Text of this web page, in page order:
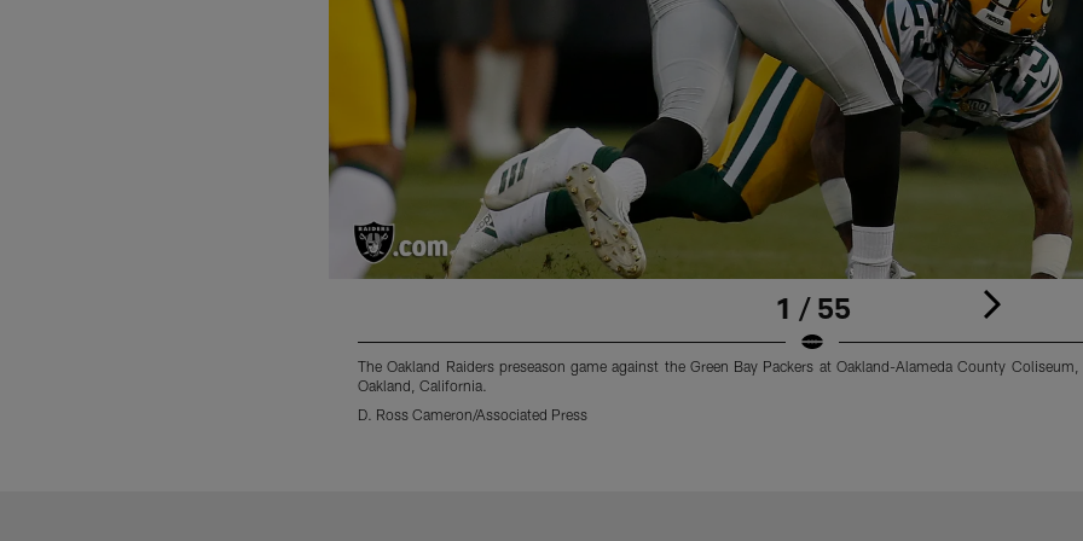
1 / 55
The Oakland Raiders preseason game against the Green Bay Packers at Oakland-Alameda County
Oakland, California.
D. Ross Cameron/Associated Press